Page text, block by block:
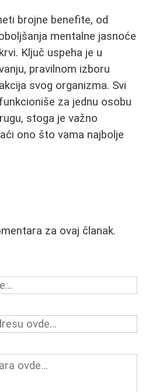
brojne benefite, od
mentalne jasnoće
Ključ uspeha je u
pravilnom izboru
svog organizma. Svi
za jednu osobu
stoga je važno
ono što vama najbolje
za ovaj članak.